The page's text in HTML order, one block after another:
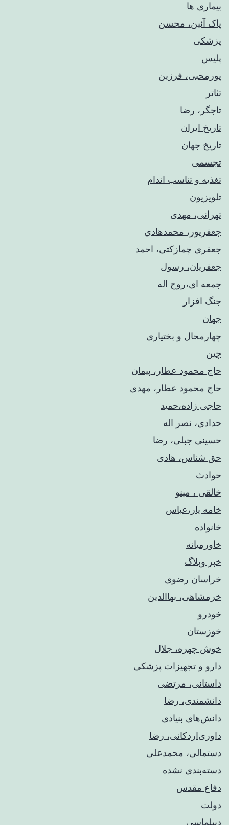
بیماری ها
پاک آئین، محسن
پزشکی
پلیس
پورمحبی، فرزین
تئاتر
تاجگر، رضا
تاریخ ایران
تاریخ جهان
تجسمی
تغذیه و تناسب اندام
تلویزیون
تهرانی، مهدی
جعفرپور، محمدهادی
جعفری چمازکتی، احمد
جعفریان، رسول
جمعه ای،روح اله
جنگ افزار
جهان
چهارمحال و بختیاری
چین
حاج محمود عطار، پیمان
حاج محمود عطار، مهدی
حاجی زاده،حمید
حدادی، نصر اله
حسینی جبلی، رضا
حق شناس، هادی
حوادث
خالقی ، مینو
خامه یار،عباس
خانواده
خاورمیانه
خبر وبلاگ
خراسان رضوی
خرمشاهی، بهاالدین
خودرو
خوزستان
خوش چهره، جلال
دارو و تجهیزات پزشکی
داستانی، مرتضی
دانشمندی، رضا
دانش‌های بنیادی
داوری‌اردکانی، رضا
دستمالی، محمدعلی
دسته‌بندی نشده
دفاع مقدس
دولت
دیپلماسی